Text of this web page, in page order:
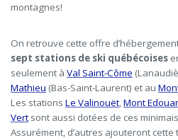
montagnes!
On retrouve cette offre
sept stations de ski québécoises
seulement à Val Saint-Côme
Mathieu (Bas-Saint-Laurent) et au
Les stations Le Valinouët,Mont
Vert sont aussi dotées de ces
Assurément, d’autres ajouteront